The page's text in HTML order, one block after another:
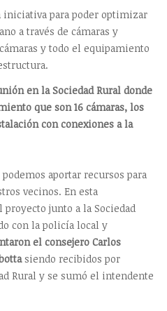
iniciativa para poder optimizar
a través de cámaras y
y todo el equipamiento
en la Sociedad Rural donde
que son 16 cámaras, los
con conexiones a la
aportar recursos para
vecinos. En esta
junto a la Sociedad
con la policía local y
el consejero Carlos
siendo recibidos por
Rural y se sumó el intendente